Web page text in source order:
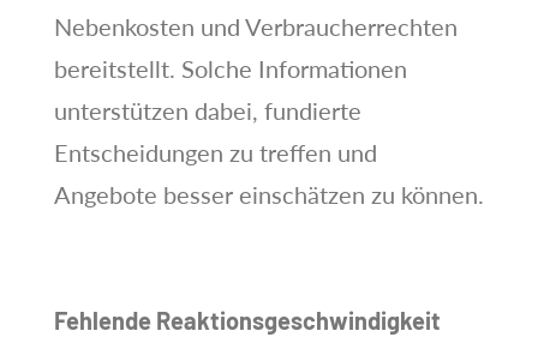
Nebenkosten und Verbraucherrechten
bereitstellt. Solche Informationen
unterstützen dabei, fundierte
Entscheidungen zu treffen und
Angebote besser einschätzen zu können.
Fehlende Reaktionsgeschwindigkeit